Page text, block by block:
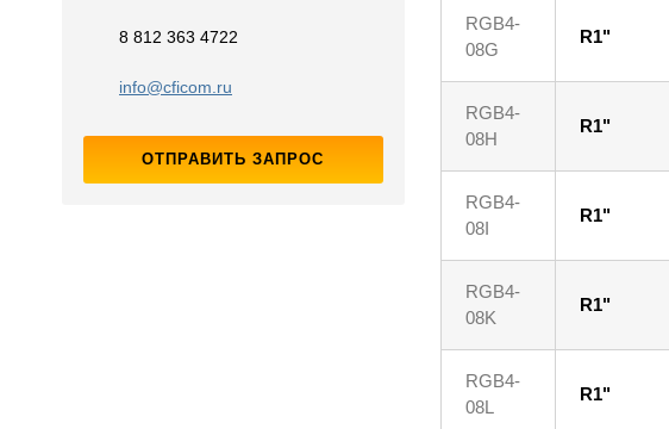
8 812 363 4722
info@cficom.ru
ОТПРАВИТЬ ЗАПРОС
RGB4-
08G
R1"
RGB4-
08H
R1"
RGB4-
08I
R1"
RGB4-
08K
R1"
RGB4-
08L
R1"